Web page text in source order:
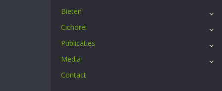
Bieten
Cichorei
Publicaties
Media
Contact